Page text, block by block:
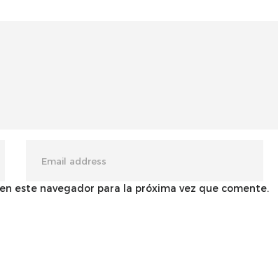
este navegador para la próxima vez que comente.